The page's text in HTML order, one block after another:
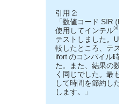
引用 2:
「数値コード SIR
使用してインテル®
テストしました。
較したところ、テ
ifort のコンパイル
た。また、結果の
く同じでした。最
して時間を節約し
します。」